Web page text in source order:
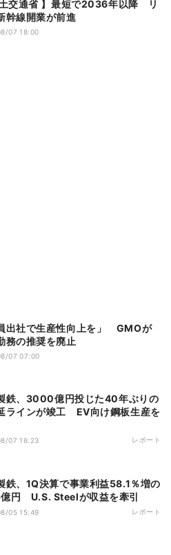
土交通省 】最短で2036年以降 リ
幹線開業が前進
07 18:00
出社で生産性向上を」 GMOが
務の推奨を廃止
07 07:00
鉄、3000億円投じた40年ぶりの
ラインが竣工 EV向け鋼板生産を
07 16:23 レポート
鉄、1Q決算で事業利益58.1％増の
円 U.S. Steelが収益を牽引
05 15:49 レポート